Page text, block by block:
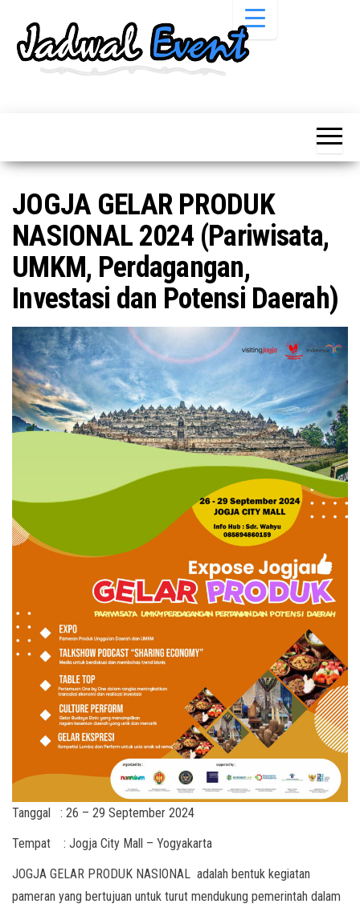
Pameran,
Acara &
Promo
Terbaru
Pameran,
Bazaar,
Workshop,
Job Fair,
Lomba dll.
JOGJA GELAR PRODUK
NASIONAL 2024 (Pariwisata,
UMKM, Perdagangan,
Investasi dan Potensi Daerah)
Tanggal : 26 – 29 September 2024
Tempat : Jogja City Mall – Yogyakarta
JOGJA GELAR PRODUK NASIONAL adalah bentuk kegiatan
pameran yang bertujuan untuk turut mendukung pemerintah dalam